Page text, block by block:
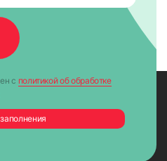
с политикой об обработке